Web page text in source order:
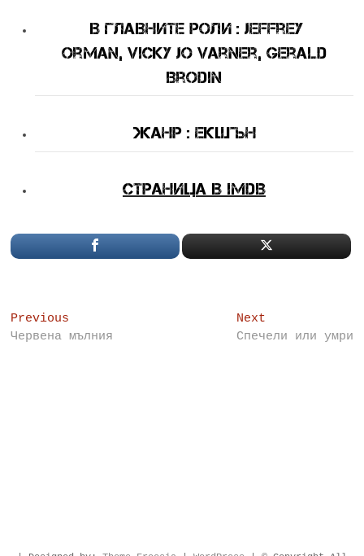
В Главните Роли : Jeffrey
Orman, Vicky Jo Varner, Gerald
Brodin
Жанр : екшън
Страница в IMDB
Post
navigation
Previous
post:
Червена мълния
NextNext
post:
Спечели или умри